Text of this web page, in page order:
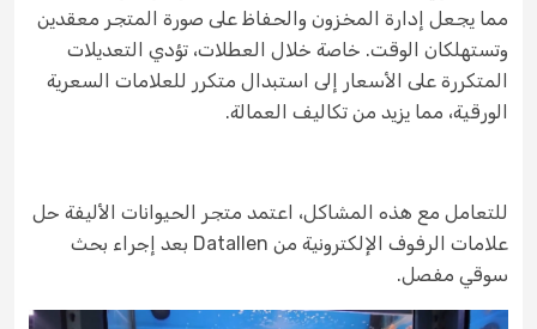
مما يجعل إدارة المخزون والحفاظ على صورة المتجر معقدين
وتستهلكان الوقت. خاصة خلال العطلات، تؤدي التعديلات
المتكررة على الأسعار إلى استبدال متكرر للعلامات السعرية
الورقية، مما يزيد من تكاليف العمالة.
للتعامل مع هذه المشاكل، اعتمد متجر الحيوانات الأليفة حل
علامات الرفوف الإلكترونية من Datallen بعد إجراء بحث
سوقي مفصل.